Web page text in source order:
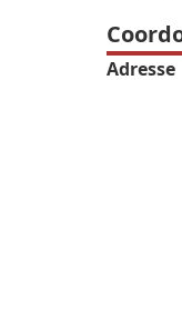
Adresse